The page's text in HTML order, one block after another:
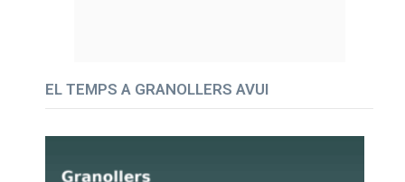
EL TEMPS A GRANOLLERS AVUI